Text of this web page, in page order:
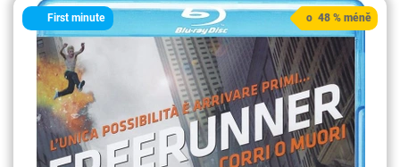
First minute o 48 % méně